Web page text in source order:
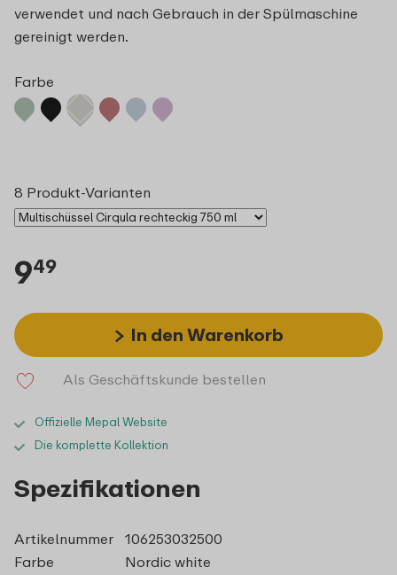
verwendet und nach Gebrauch in der Spülmaschine
gereinigt werden.
Farbe
8 Produkt-Varianten
949
In den Warenkorb
Als Geschäftskunde bestellen
Offizielle Mepal Website
Die komplette Kollektion
Spezifikationen
Artikelnummer
106253032500
Farbe
Nordic white